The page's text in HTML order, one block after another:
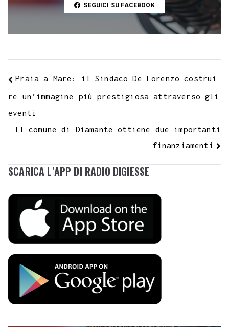
k SEGUICI SU FACEBOOK
Praia a Mare: il Sindaco De Lorenzo costrui
re un’immagine più prestigiosa attraverso gli
eventi
Il comune di Diamante ottiene due importanti
finanziamenti
SCARICA L’APP DI RADIO DIGIESSE